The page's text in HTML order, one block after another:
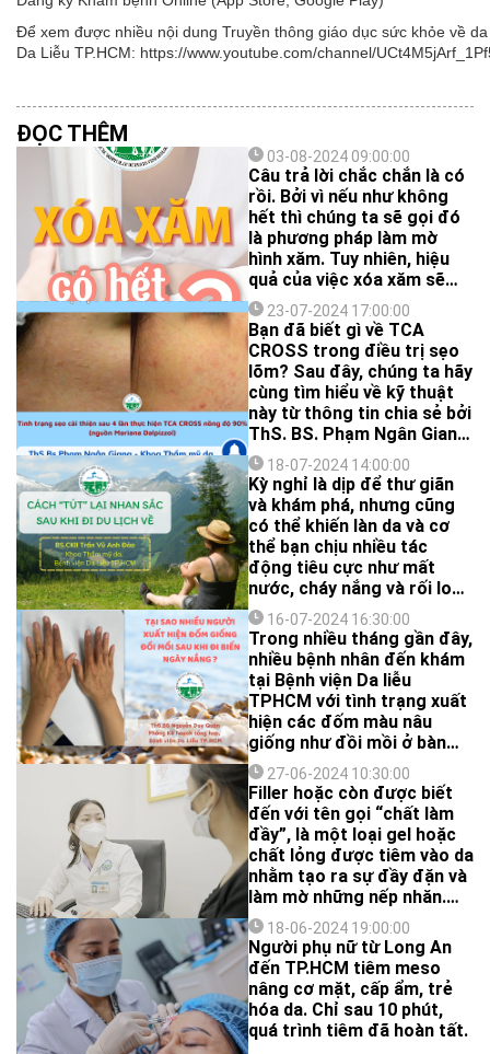
Để xem được nhiều nội dung Truyền thông giáo dục sức khỏe về
Da Liễu TP.HCM: https://www.youtube.com/channel/
ĐỌC THÊM
03-08-2024 09:00:00
Câu trả lời chắc chắn là có
rồi. Bởi vì nếu như không
hết thì chúng ta sẽ gọi đó
là phương pháp làm mờ
hình xăm. Tuy nhiên, hiệu
quả của việc xóa xăm sẽ
phụ thuộc vào rất nhiều
yếu tố. ThS.BS Phan Ngọc
Huy - Khoa Thẩm mỹ da,
Bệnh viện Da Liễu TP.HCM
sẽ chia sẻ cho bạn biết
ngay sau đây, cùng xem
nhé!
23-07-2024 17:00:00
Bạn đã biết gì về TCA
CROSS trong điều trị sẹo
lõm? Sau đây, chúng ta hãy
cùng tìm hiểu về kỹ thuật
này từ thông tin chia sẻ bởi
ThS. BS. Phạm Ngân Giang
- Khoa Thẩm mỹ Da nhé.
18-07-2024 14:00:00
Kỳ nghỉ là dịp để thư giãn
và khám phá, nhưng cũng
có thể khiến làn da và cơ
thể bạn chịu nhiều tác
động tiêu cực như mất
nước, cháy nắng và rối loạn
sinh hoạt. Để giúp bạn
“tút” lại nhan sắc một cách
an toàn và hiệu quả sau khi
đi du lịch, BS.CKII Trần Vũ
Anh Đào - Khoa Thẩm mỹ
da, Bệnh viện Da Liễu
TP.HCM sẽ chia sẻ ngay
sau đây là những bí quyết
dựa trên cơ sở khoa học:
16-07-2024 16:30:00
Trong nhiều tháng gần đây,
nhiều bệnh nhân đến khám
tại Bệnh viện Da liễu
TPHCM với tình trạng xuất
hiện các đốm màu nâu
giống như đồi mồi ở bàn
tay, cẳng tay hai bên. Điều
đặc biệt là hầu hết các
bệnh nhân này đều có tiền
sử phơi nắng, tắm biển
trong một vài ngày trước
đó.
27-06-2024 10:30:00
Filler hoặc còn được biết
đến với tên gọi “chất làm
đầy”, là một loại gel hoặc
chất lỏng được tiêm vào da
nhằm tạo ra sự đầy đặn và
làm mờ những nếp nhăn.
Phương pháp này nhanh
chóng trở thành một xu
hướng làm đẹp phổ biến
trong giới người nổi tiếng
và cả những người muốn
cải thiện ngoại hình của
mình.
18-06-2024 19:00:00
Người phụ nữ từ Long An
đến TP.HCM tiêm meso
nâng cơ mặt, cấp ẩm, trẻ
hóa da. Chỉ sau 10 phút,
quá trình tiêm đã hoàn tất.